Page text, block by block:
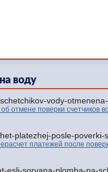
воду
отмене поверки счетчиков
платежей после